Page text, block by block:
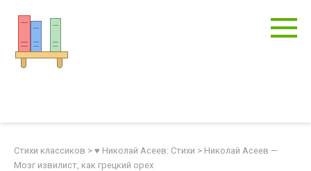
контенту
Стихи классиков > ♥ Николай Асеев: Стихи > Николай Асеев —
Мозг извилист, как грецкий орех